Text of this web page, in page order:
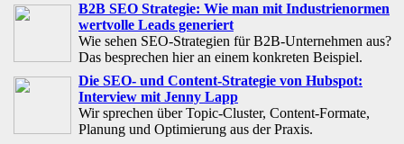
B2B SEO Strategie: Wie man mit Industrienormen
wertvolle Leads generiert
Wie sehen SEO-Strategien für B2B-Unternehmen aus?
Das besprechen hier an einem konkreten Beispiel.
Die SEO- und Content-Strategie von Hubspot:
Interview mit Jenny Lapp
Wir sprechen über Topic-Cluster, Content-Formate,
Planung und Optimierung aus der Praxis.